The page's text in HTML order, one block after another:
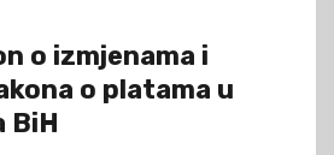
o izmjenama i
o platama u
BiH